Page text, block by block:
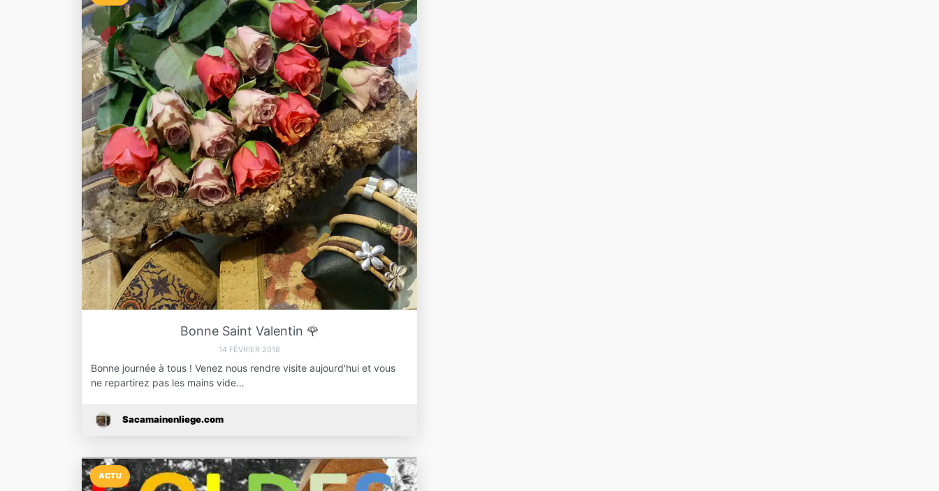
Bonne Saint Valentin 🌹
14 FÉVRIER 2018
Bonne journée à tous ! Venez nous rendre visite aujourd'hui et vous
ne repartirez pas les mains vide…
Sacamainenliege.com
ACTU